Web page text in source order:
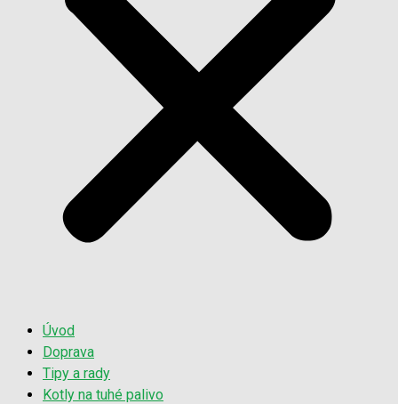
Úvod
Doprava
Tipy a rady
Kotly na tuhé palivo